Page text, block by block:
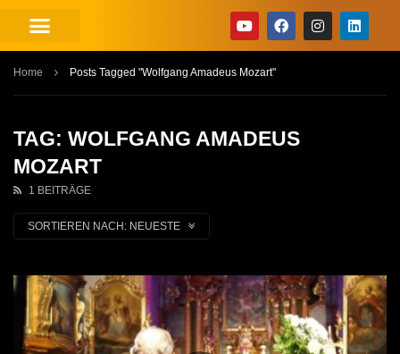
Home Posts Tagged "Wolfgang Amadeus Mozart"
TAG: WOLFGANG AMADEUS
MOZART
1 BEITRÄGE
SORTIEREN NACH: NEUESTE